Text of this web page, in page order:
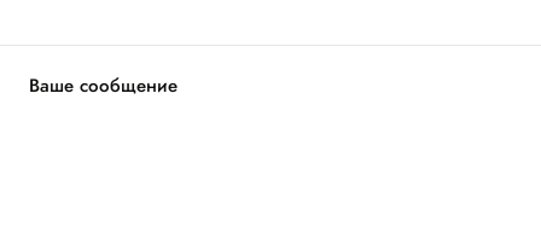
Ваше сообщение